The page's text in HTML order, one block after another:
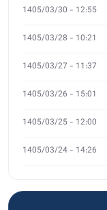
12:55 - 1405/03/30
10:21 - 1405/03/28
11:37 - 1405/03/27
15:01 - 1405/03/26
12:00 - 1405/03/25
14:26 - 1405/03/24